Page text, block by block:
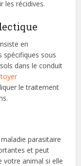
les récidives.
en
spécifiques sous
dans le conduit
le traitement
parasitaire
et peut
votre animal si elle